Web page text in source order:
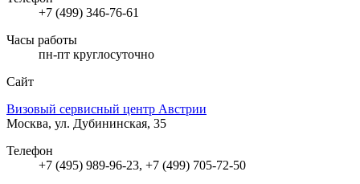
+7 (499) 346-76-61
Часы работы
пн-пт круглосуточно
Сайт
Визовый сервисный центр Австрии
Москва, ул. Дубининская, 35
Телефон
+7 (495) 989-96-23, +7 (499) 705-72-50